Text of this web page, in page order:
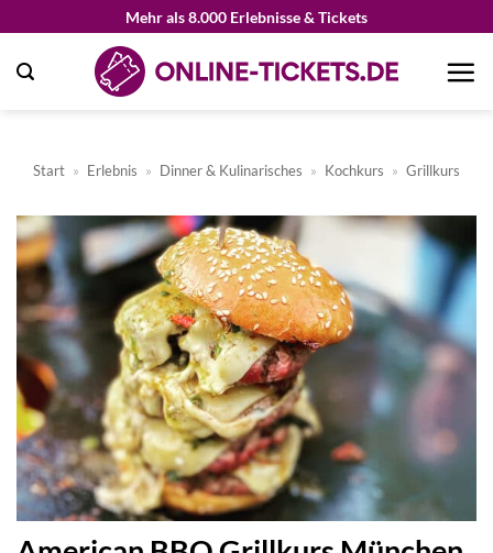
springen
Mehr als 8.000 Erlebnisse & Tickets
Start » Erlebnis » Dinner & Kulinarisches » Kochkurs » Grillkurs